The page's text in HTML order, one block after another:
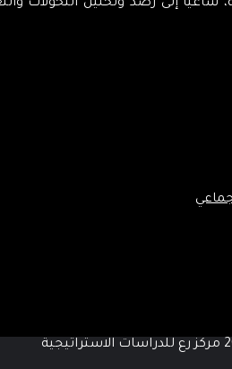
ساعياً إلى رصد وتحليل التحولات